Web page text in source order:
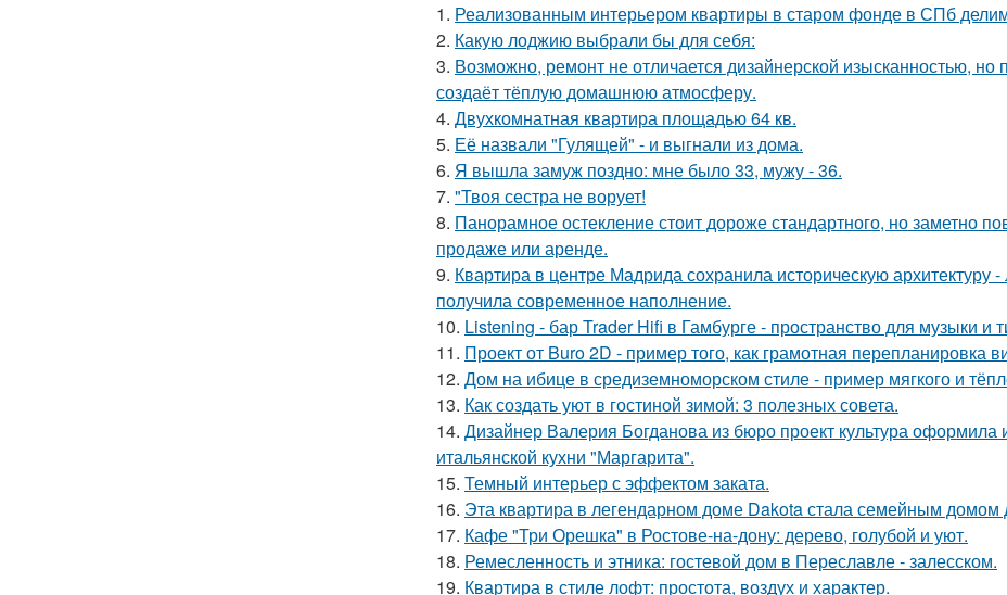
1. Реализованным интерьером квартиры в старом фонде в СПб
2. Какую лоджию выбрали бы для себя:
3. Возможно, ремонт не отличается дизайнерской изысканностью, но
создаёт тёплую домашнюю атмосферу.
4. Двухкомнатная квартира площадью 64 кв.
5. Её назвали "Гулящей" - и выгнали из дома.
6. Я вышла замуж поздно: мне было 33, мужу - 36.
7. "Твоя сестра не ворует!
8. Панорамное остекление стоит дороже стандартного, но заметно
продаже или аренде.
9. Квартира в центре Мадрида сохранила историческую архитектуру
получила современное наполнение.
10. Listening - бар Trader Hifi в Гамбурге - пространство для музыки и
11. Проект от Buro 2D - пример того, как грамотная перепланировка
12. Дом на ибице в средиземноморском стиле - пример мягкого и
13. Как создать уют в гостиной зимой: 3 полезных совета.
14. Дизайнер Валерия Богданова из бюро проект культура
итальянской кухни "Маргарита".
15. Темный интерьер с эффектом заката.
16. Эта квартира в легендарном доме Dakota стала семейным домом
17. Кафе "Три Орешка" в Ростове-на-дону: дерево, голубой и уют.
18. Ремесленность и этника: гостевой дом в Переславле - залесском.
19. Квартира в стиле лофт: простота, воздух и характер.